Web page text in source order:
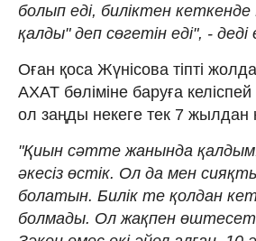
болып еді, биліктен
қалды" деп сөгетін еді", - деді
Оған қоса Жүнісова тіпті
АХАТ бөліміне баруға
ол заңды некеге тек 7 жылдан
"Қиын сәтте жанында қалдым.
әкесіз өстік. Ол да мен
болатын. Билік те қолдан
болмады. Ол жақпен